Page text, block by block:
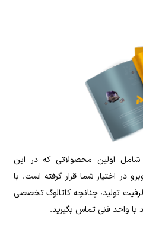
شامل اولین محصولاتی که در این
در اختیار شما قرار گرفته است. با
تولید، چنانچه کاتالوگ تخصصی
واحد فنی تماس بگیرید.